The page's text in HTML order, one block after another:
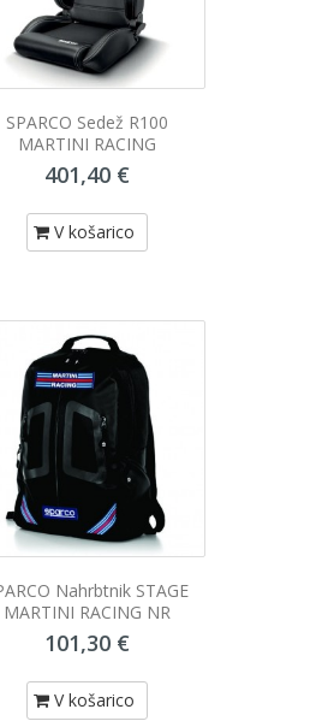
SPARCO Sedež R100
MARTINI RACING
401,40 €
V košarico
Nahrbtnik STAGE
MARTINI RACING NR
101,30 €
V košarico